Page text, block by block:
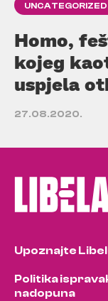
UNCATEGORIZED
Homo,
kojeg
uspjela
27.08.2020.
Upoznajte
Politika
nadopuna